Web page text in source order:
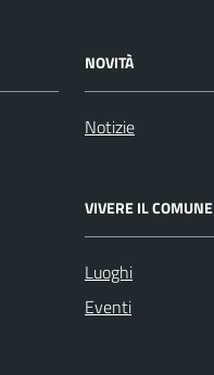
NOVITÀ
Notizie
VIVERE IL COMUNE
Luoghi
Eventi